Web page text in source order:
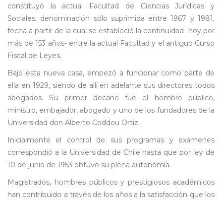
constituyó la actual Facultad de Ciencias Jurídicas y
Sociales, denominación sólo suprimida entre 1967 y 1981,
fecha a partir de la cual se estableció la continuidad -hoy por
más de 153 años- entre la actual Facultad y el antiguo Curso
Fiscal de Leyes.
Bajo esta nueva casa, empezó a funcionar como parte de
ella en 1929, siendo de allí en adelante sus directores todos
abogados. Su primer decano fue el hombre público,
ministro, embajador, abogado y uno de los fundadores de la
Universidad don Alberto Coddou Ortiz.
Inicialmente el control de sus programas y exámenes
correspondió a la Universidad de Chile hasta que por ley de
10 de junio de 1953 obtuvo su plena autonomía.
Magistrados, hombres públicos y prestigiosos académicos
han contribuido a través de los años a la satisfacción que los